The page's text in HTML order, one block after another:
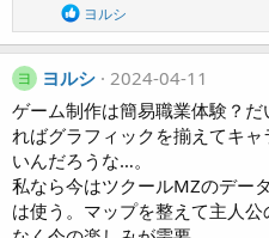
R
e
a
c
t
i
o
n
s
:
ヨルシ
ヨ ヨルシ 2024-04-11
ゲーム制作は簡易職業体験？
ればグラフィックを揃えてキ
いんだろうな…。
私なら今はツクールMZのデー
は使う。マップを整えて主人